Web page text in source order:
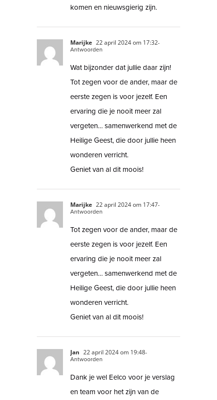
komen en nieuwsgierig zijn.
Marijke 22 april 2024 om 17:32-
Antwoorden
Wat bijzonder dat jullie daar zijn!
Tot zegen voor de ander, maar de
eerste zegen is voor jezelf. Een
ervaring die je nooit meer zal
vergeten… samenwerkend met de
Heilige Geest, die door jullie heen
wonderen verricht.
Geniet van al dit moois!
Marijke 22 april 2024 om 17:47-
Antwoorden
Tot zegen voor de ander, maar de
eerste zegen is voor jezelf. Een
ervaring die je nooit meer zal
vergeten… samenwerkend met de
Heilige Geest, die door jullie heen
wonderen verricht.
Geniet van al dit moois!
Jan 22 april 2024 om 19:48-
Antwoorden
Dank je wel Eelco voor je verslag
en team voor het zijn van de